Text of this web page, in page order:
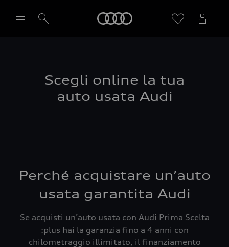
Scegli online la tua
auto usata Audi
Perché acquistare un’auto
usata garantita Audi
Se acquisti un’auto usata con Audi Prima Scelta
:plus hai la garanzia fino a 4 anni con
chilometraggio illimitato, il finanziamento